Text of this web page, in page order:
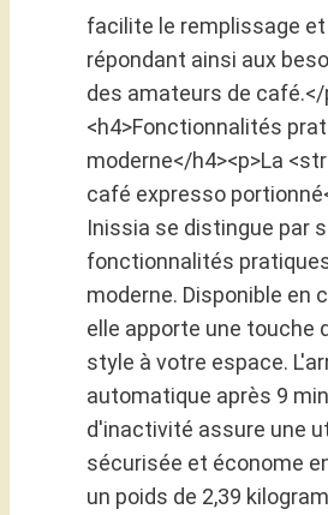
facilite le remplissage
répondant ainsi aux
des amateurs de café.</
<h4>Fonctionnalités
moderne</h4><p>La
café expresso
Inissia se distingue par
fonctionnalités
moderne. Disponible en
elle apporte une touche
style à votre espace.
automatique après 9
d'inactivité assure une
sécurisée et économe
un poids de 2,39